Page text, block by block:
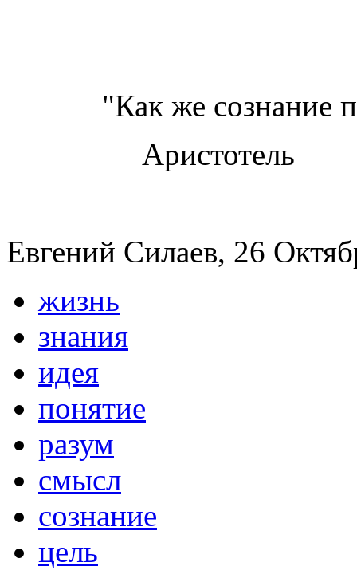
"Как же сознание
Аристотель
Евгений Силаев, 26
жизнь
знания
идея
понятие
разум
смысл
сознание
цель